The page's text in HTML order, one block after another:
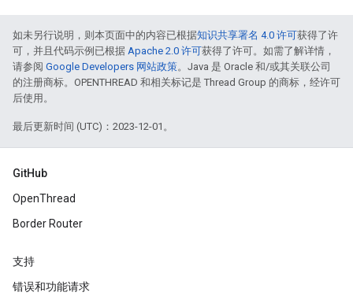
如未另行说明，则本页面中的内容已根据知识共享署名 4.0 许可获得了许
可，并且代码示例已根据 Apache 2.0 许可获得了许可。如需了解详情，
请参阅 Google Developers 网站政策。Java 是 Oracle 和/或其关联公司
的注册商标。OPENTHREAD 和相关标记是 Thread Group 的商标，经许可
后使用。
最后更新时间 (UTC)：2023-12-01。
GitHub
OpenThread
Border Router
支持
错误和功能请求